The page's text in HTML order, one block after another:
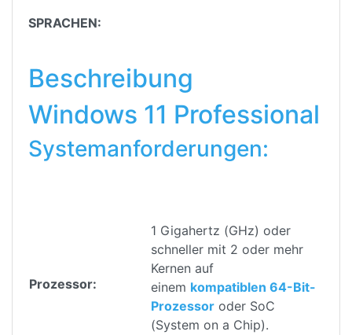
SPRACHEN:
Beschreibung
Windows 11 Professional
Systemanforderungen:
Prozessor:
1 Gigahertz (GHz) oder
schneller mit 2 oder mehr
Kernen auf
einem kompatiblen 64-Bit-
Prozessor oder SoC
(System on a Chip).